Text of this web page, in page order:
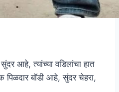
आहे, त्यांच्या वडिलांचा हात
पिळदार बॉडी आहे, सुंदर चेहरा,